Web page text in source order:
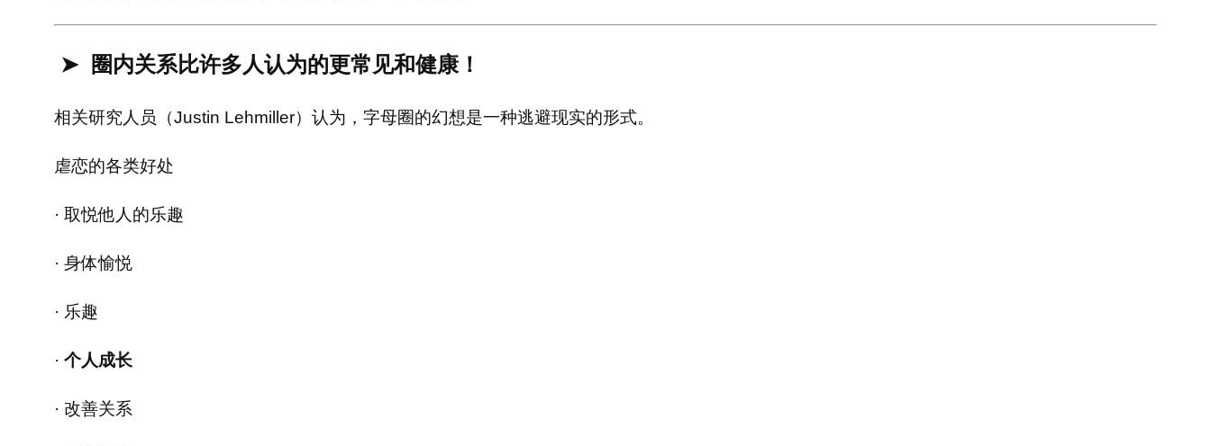
➤ 圈内关系比许多人认为的更常见和健康！
相关研究人员（Justin Lehmiller）认为，字母圈的幻想是一种逃避现实的形式。
虐恋的各类好处
· 取悦他人的乐趣
· 身体愉悦
· 乐趣
· 个人成长
· 改善关系